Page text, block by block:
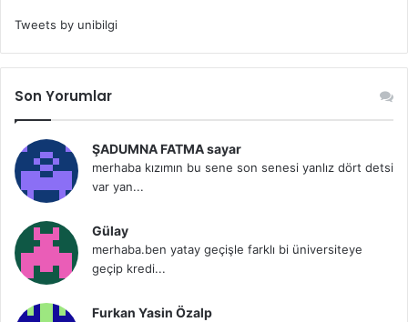
Tweets by unibilgi
Son Yorumlar
ŞADUMNA FATMA sayar
merhaba kızımın bu sene son senesi yanlız dört detsi
var yan...
Gülay
merhaba.ben yatay geçişle farklı bi üniversiteye
geçip kredi...
Furkan Yasin Özalp